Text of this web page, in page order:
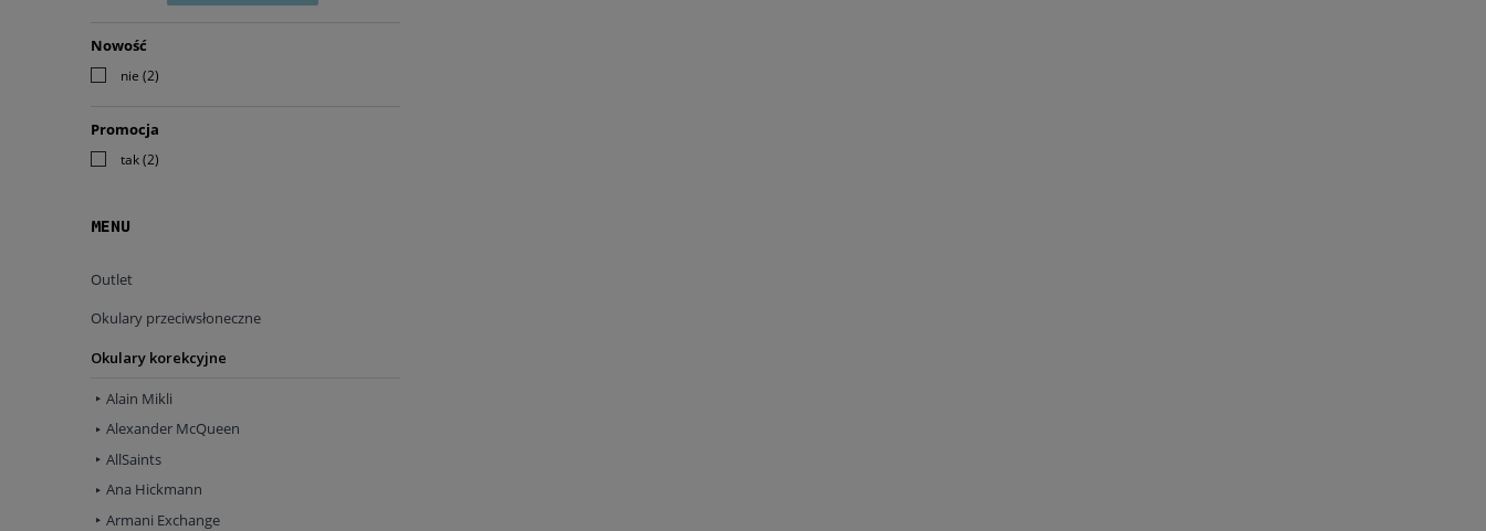
Nowość
nie (2)
Promocja
tak(2)
MENU
Outlet
Okulary przeciwsłoneczne
Okulary korekcyjne
Alain Mikli
Alexander McQueen
AllSaints
Ana Hickmann
Armani Exchange